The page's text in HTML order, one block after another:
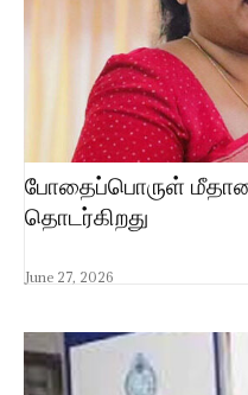
போதைப்பொருள் மீதான
தொடர்கிறது
June 27, 2026